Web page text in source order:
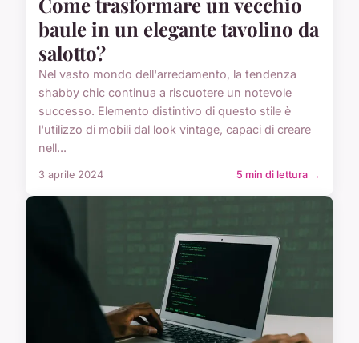
baule in un elegante tavolino da
salotto?
Nel vasto mondo dell'arredamento, la tendenza
shabby chic continua a riscuotere un notevole
successo. Elemento distintivo di questo stile è
l'utilizzo di mobili dal look vintage, capaci di creare
nell...
3 aprile 2024 5 min di lettura →